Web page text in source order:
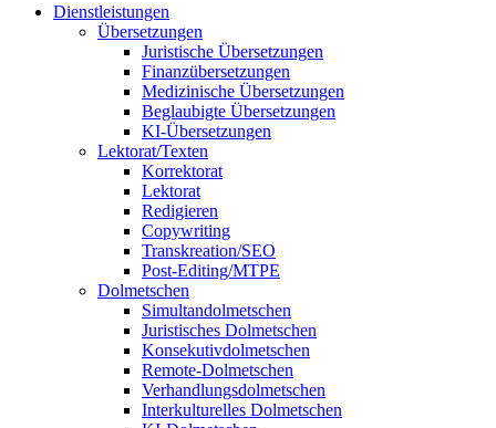
Dienstleistungen
Übersetzungen
Juristische Übersetzungen
Finanzübersetzungen
Medizinische Übersetzungen
Beglaubigte Übersetzungen
KI-Übersetzungen
Lektorat/Texten
Korrektorat
Lektorat
Redigieren
Copywriting
Transkreation/SEO
Post-Editing/MTPE
Dolmetschen
Simultandolmetschen
Juristisches Dolmetschen
Konsekutivdolmetschen
Remote-Dolmetschen
Verhandlungsdolmetschen
Interkulturelles Dolmetschen